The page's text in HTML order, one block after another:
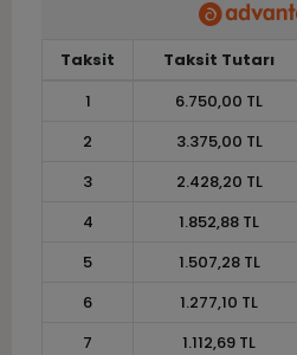
Taksit Taksit Tutarı
1
6.750,00 TL
2
3.375,00 TL
3
2.428,20 TL
4
1.852,88 TL
5
1.507,28 TL
6
1.277,10 TL
7
1.112,69 TL